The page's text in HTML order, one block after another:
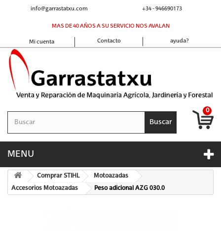
+34 - 946690173
info@garrastatxu.com
MAS DE 40 AÑOS A SU SERVICIO NOS AVALAN
ayuda?
Contacto
Mi cuenta
Buscar
0
MENU
Comprar STIHL Motoazadas
Accesorios Motoazadas Peso adicional AZG 030.0